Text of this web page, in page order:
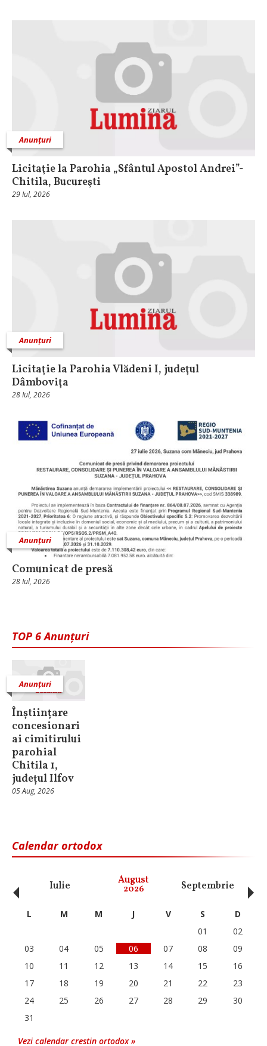
Anunțuri
Licitaţie la Parohia „Sfântul Apostol Andrei”-
Chitila, Bucureşti
29 Iul, 2026
Anunțuri
Licitaţie la Parohia Vlădeni I, judeţul
Dâmboviţa
28 Iul, 2026
Anunțuri
Comunicat de presă
28 Iul, 2026
TOP 6 Anunțuri
Anunțuri
Înștiințare
concesionari
ai cimitirului
parohial
Chitila 1,
județul Ilfov
05 Aug, 2026
Calendar ortodox
Iulie August
2026 Septembrie
‹ L M M J V S
D
01
02
03
04 05 06 07 08
09
10
11 12 13 14 15
16
17
18 19 20 21 22
23
24
25 26 27 28 29
30
31
Vezi calendar crestin ortodox »